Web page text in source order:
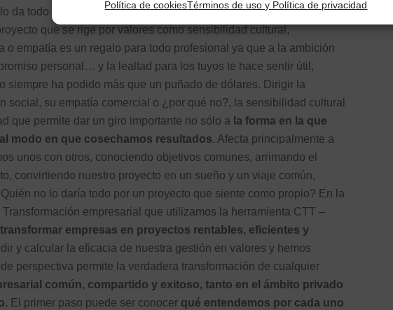
Política de cookiesTérminos de uso y Política de privacidad
da todo por su empresa y por sus clientes… Obtieneresultados
que se rige por valores como sensibilidad cultural,
o empatía es un regalo para todo profesional ya que a la ambición
personal… y la lealtad para los tuyos te hace sentir útil,
siempre ha podido más que un puñado de dólares. Dirigir la
social, su empatía comercial o ¿por qué no?, la sensibilidad cultural
que permite dar un giro importante no sólo a la forma en la que
modo en que cosechamos resultados. Afecta principalmente a
unos con otros, conociendo objetivos comunes, arrimando el
convirtiendo nuestro proyecto en un sueño y un viaje común,
no lo daría todo por un proyecto que siente como propio? En la
empresarial que utilizamos la herramienta CTT –
transformar empresas en proyectos rentables, eficientes y
y calcular la eficacia de nuestra gestión en valores y hemos
perspectiva permite la verdadera transformación de cualquier
común, compartido y exitoso, tanto en el ámbito privado
El primer paso puede ser conocer qué entendemos por cada uno